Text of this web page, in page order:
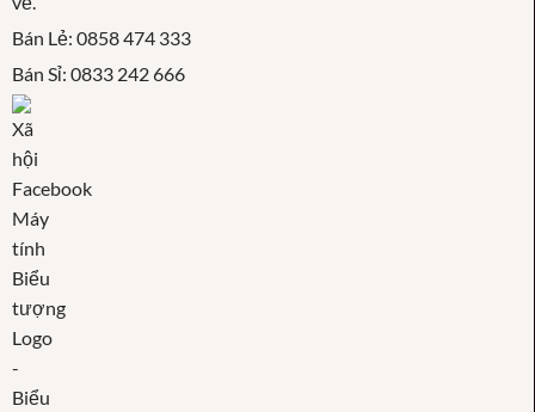
Bán Lẻ: 0858 474 333
Bán Sỉ: 0833 242 666